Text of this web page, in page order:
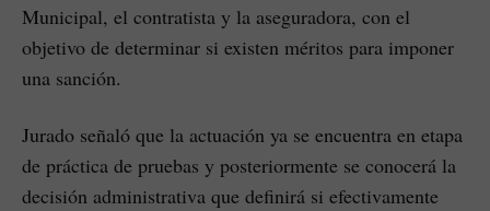
Municipal, el contratista y la aseguradora, con el
objetivo de determinar si existen méritos para imponer
una sanción.
Jurado señaló que la actuación ya se encuentra en etapa
de práctica de pruebas y posteriormente se conocerá la
decisión administrativa que definirá si efectivamente